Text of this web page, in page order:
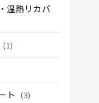
温熱リカバ
(1)
ト (3)